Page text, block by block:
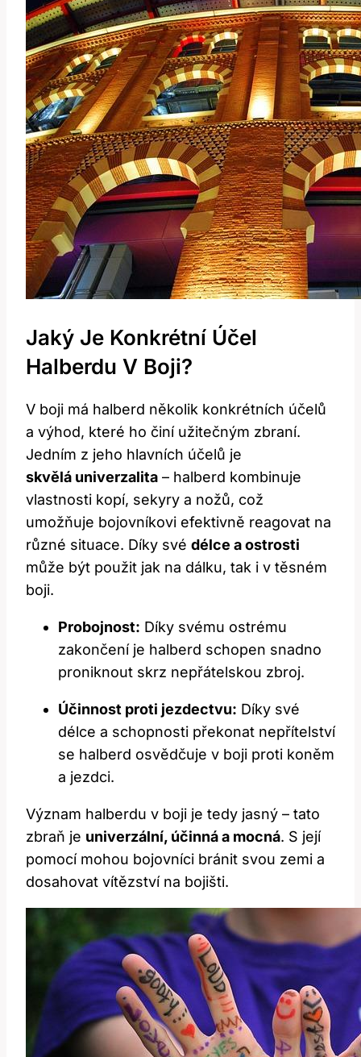
Jaký Je Konkrétní Účel
Halberdu V​ Boji?
V boji má halberd několik konkrétních účelů
a výhod, které ho činí užitečným zbraní.
Jedním z jeho hlavních ⁣účelů je
skvělá univerzalita – halberd kombinuje
vlastnosti kopí, sekyry a nožů, což
umožňuje ​bojovníkovi ⁣efektivně reagovat na
různé situace. Díky své délce a ostrosti
může být použit jak na dálku, tak ⁣i v těsném
‌boji.
Probojnost: Díky svému ostrému
zakončení je halberd schopen snadno
proniknout skrz​ nepřátelskou zbroj.
Účinnost​ proti jezdectvu: Díky své
délce a schopnosti ⁢překonat nepřítelství
se halberd osvědčuje v‍ boji proti⁣ koněm
a jezdci.
Význam halberdu v boji ⁢je tedy jasný – tato
zbraň ⁣je univerzální, ⁤účinná ⁤a⁢ mocná. ⁣S její⁢
pomocí mohou‌ bojovníci bránit ​svou zemi a
dosahovat vítězství na bojišti.